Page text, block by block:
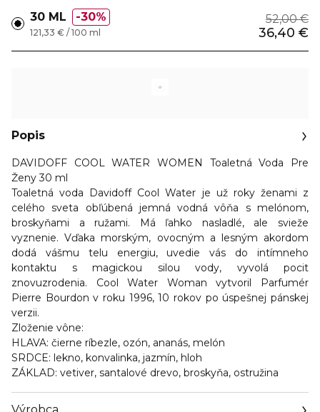
30 ML 30% 52,00 €
36,40 €
121,33 € / 100 ml
Popis
DAVIDOFF COOL WATER WOMEN Toaletná Voda Pre
Ženy 30 ml
Toaletná voda Davidoff Cool Water je už roky ženami z
celého sveta obľúbená jemná vodná vôňa s melónom,
broskyňami a ružami. Má ľahko nasladlé, ale svieže
vyznenie. Vďaka morským, ovocným a lesným akordom
dodá vášmu telu energiu, uvedie vás do intímneho
kontaktu s magickou silou vody, vyvolá pocit
znovuzrodenia. Cool Water Woman vytvoril Parfumér
Pierre Bourdon v roku 1996, 10 rokov po úspešnej pánskej
verzii.
Zloženie vône:
HLAVA: čierne ríbezle, ozón, ananás, melón
SRDCE: lekno, konvalinka, jazmín, hloh
ZÁKLAD: vetiver, santalové drevo, broskyňa, ostružina